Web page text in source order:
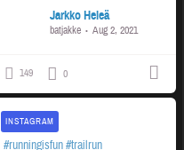
Jarkko Heleä
batjakke Aug 2, 2021
149 0
‍️#runningisfun#trailrun
INSTAGRAM